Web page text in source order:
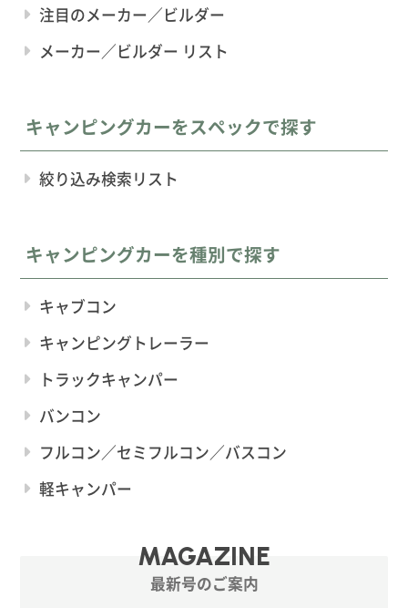
注目のメーカー／ビルダー
メーカー／ビルダー リスト
キャンピングカーをスペックで探す
絞り込み検索リスト
キャンピングカーを種別で探す
キャブコン
キャンピングトレーラー
トラックキャンパー
バンコン
フルコン／セミフルコン／バスコン
軽キャンパー
MAGAZINE
最新号のご案内